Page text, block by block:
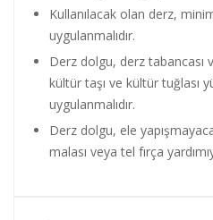
Kullanılacak olan derz,
uygulanmalıdır.
Derz dolgu, derz tabancası
kültür taşı ve kültür tuğlası
uygulanmalıdır.
Derz dolgu, ele
malası veya tel fırça